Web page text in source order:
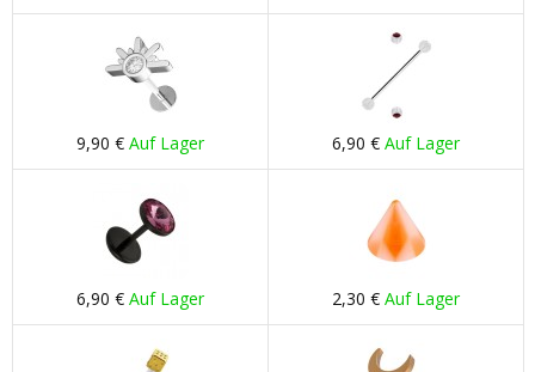
9,90 € Auf Lager 6,90 € Auf Lager
6,90 € Auf Lager 2,30 € Auf Lager